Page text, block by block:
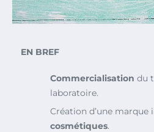
EN BREF
Commercialisation du
laboratoire.
Création d’une marque
cosmétiques.